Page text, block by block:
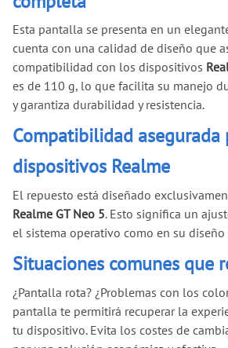
Esta pantalla se presenta en un
cuenta con una calidad de diseño que
compatibilidad con los dispositivos
es de 110 g, lo que facilita su manejo
y garantiza durabilidad y resistencia.
Compatibilidad asegurada
dispositivos Realme
El repuesto está diseñado
Realme GT Neo 5. Esto significa un
el sistema operativo como en su diseño
Situaciones comunes que
¿Pantalla rota? ¿Problemas con los
pantalla te permitirá recuperar la
tu dispositivo. Evita los costes de